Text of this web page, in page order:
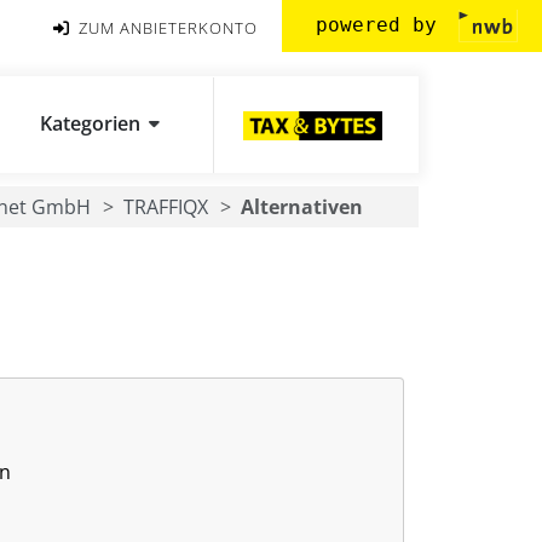
ZUM ANBIETERKONTO powered by
Kategorien
GmbH TRAFFIQX Alternativen